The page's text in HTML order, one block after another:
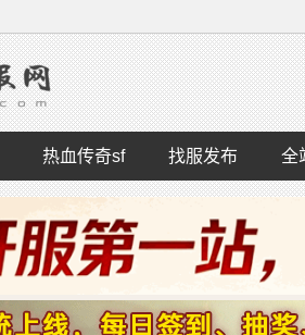
热血传奇sf 找服发布 全